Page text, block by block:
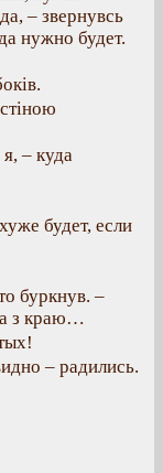
– звернувсь
нужно будет.
– куда
будет, если
буркнув. –
з краю…
– радились.